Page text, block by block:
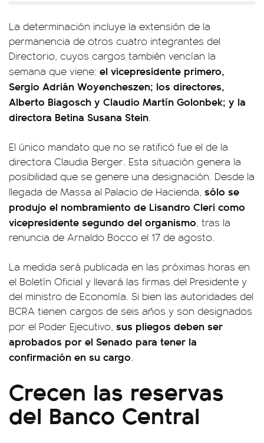
La determinación incluye la extensión de la
permanencia de otros cuatro integrantes del
Directorio, cuyos cargos también vencían la
semana que viene: el vicepresidente primero,
Sergio Adrián Woyencheszen; los directores,
Alberto Biagosch y Claudio Martín Golonbek; y la
directora Betina Susana Stein.
El único mandato que no se ratificó fue el de la
directora Claudia Berger. Esta situación genera la
posibilidad que se genere una designación. Desde la
llegada de Massa al Palacio de Hacienda, sólo se
produjo el nombramiento de Lisandro Cleri como
vicepresidente segundo del organismo, tras la
renuncia de Arnaldo Bocco el 17 de agosto.
La medida será publicada en las próximas horas en
el Boletín Oficial y llevará las firmas del Presidente y
del ministro de Economía. Si bien las autoridades del
BCRA tienen cargos de seis años y son designados
por el Poder Ejecutivo, sus pliegos deben ser
aprobados por el Senado para tener la
confirmación en su cargo.
Crecen las reservas
del Banco Central